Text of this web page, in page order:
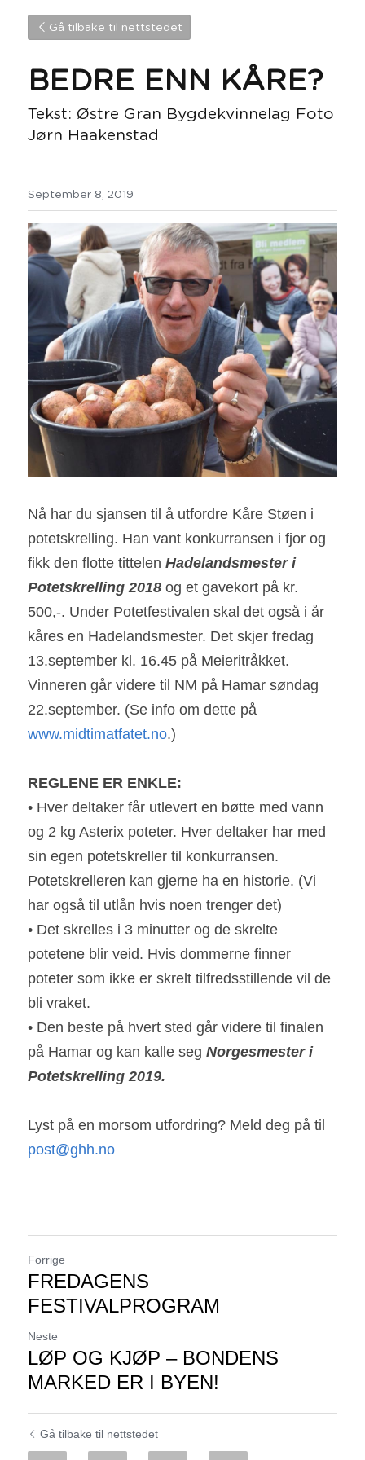
Gå tilbake til nettstedet
BEDRE ENN KÅRE?
Tekst: Østre Gran Bygdekvinnelag Foto
Jørn Haakenstad
September 8, 2019
Nå har du sjansen til å utfordre Kåre Støen i
potetskrelling. Han vant konkurransen i fjor og
fikk den flotte tittelen Hadelandsmester i
Potetskrelling 2018 og et gavekort på kr.
500,-. Under Potetfestivalen skal det også i år
kåres en Hadelandsmester. Det skjer fredag
13.september kl. 16.45 på Meieritråkket.
Vinneren går videre til NM på Hamar søndag
www.midtimatfatet.no.)
REGLENE ER ENKLE:
• Hver deltaker får utlevert en bøtte med vann
og 2 kg Asterix poteter. Hver deltaker har med
sin egen potetskreller til konkurransen.
Potetskrelleren kan gjerne ha en historie. (Vi
har også til utlån hvis noen trenger det)
• Det skrelles i 3 minutter og de skrelte
potetene blir veid. Hvis dommerne finner
poteter som ikke er skrelt tilfredsstillende vil de
bli vraket.
• Den beste på hvert sted går videre til finalen
på Hamar og kan kalle seg Norgesmester i
Potetskrelling 2019.
post@ghh.no
Forrige
FREDAGENS
FESTIVALPROGRAM
Neste
LØP OG KJØP – BONDENS
MARKED ER I BYEN!
Gå tilbake til nettstedet